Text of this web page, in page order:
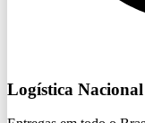
Logística Nacional